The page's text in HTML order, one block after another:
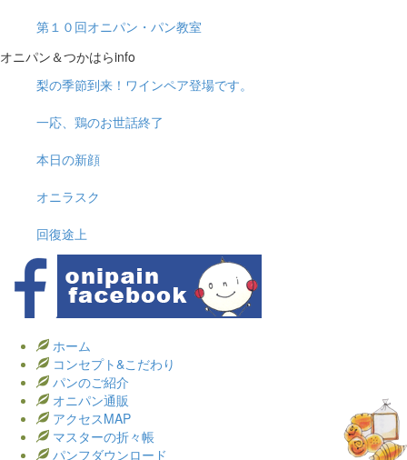
第１０回オニパン・パン教室
オニパン＆つかはらinfo
梨の季節到来！ワインペア登場です。
一応、鶏のお世話終了
本日の新顔
オニラスク
回復途上
ホーム
コンセプト&こだわり
パンのご紹介
オニパン通販
アクセスMAP
マスターの折々帳
パンフダウンロード